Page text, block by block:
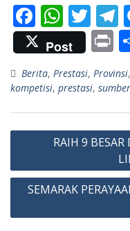
F
ac
e
b
o
o
W
h
at
s
A
p
p
T
w
itt
er
e
a
Post
in
t
Berita, Prestasi, Provinsi,
kompetisi, prestasi,
Navigasi
RAIH 9
SEMARAK